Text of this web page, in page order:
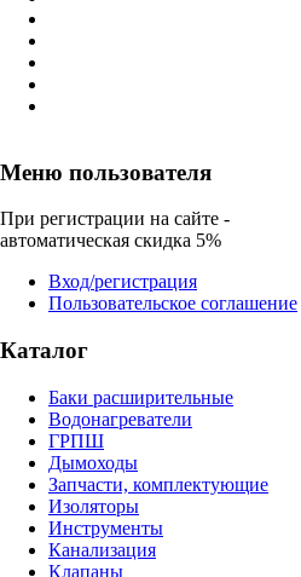
Меню пользователя
При регистрации на сайте -
автоматическая скидка 5%
Вход/регистрация
Пользовательское соглашение
Каталог
Баки расширительные
Водонагреватели
ГРПШ
Дымоходы
Запчасти, комплектующие
Изоляторы
Инструменты
Канализация
Клапаны